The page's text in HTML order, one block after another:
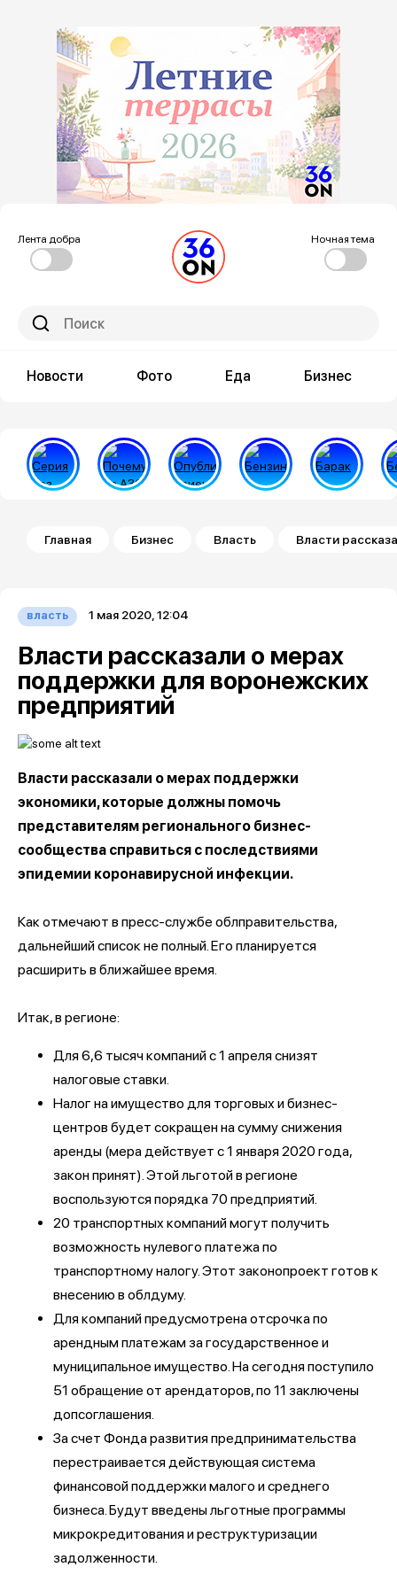
Лента добра Ночная тема
Новости Фото Еда Бизнес
Строка навигации
Главная Бизнес Власть Власти
власть 1 мая 2020, 12:04
Власти рассказали о мерах
поддержки для воронежских
предприятий
Власти рассказали о мерах поддержки
экономики, которые должны помочь
представителям регионального бизнес-
сообщества справиться с последствиями
эпидемии коронавирусной инфекции.
Как отмечают в пресс-службе облправительства,
дальнейший список не полный. Его планируется
расширить в ближайшее время.
Итак, в регионе:
Для 6,6 тысяч компаний с 1 апреля снизят
налоговые ставки.
Налог на имущество для торговых и бизнес-
центров будет сокращен на сумму снижения
аренды (мера действует с 1 января 2020 года,
закон принят). Этой льготой в регионе
воспользуются порядка 70 предприятий.
20 транспортных компаний могут получить
возможность нулевого платежа по
транспортному налогу. Этот законопроект готов к
внесению в облдуму.
Для компаний предусмотрена отсрочка по
арендным платежам за государственное и
муниципальное имущество. На сегодня поступило
51 обращение от арендаторов, по 11 заключены
допсоглашения.
За счет Фонда развития предпринимательства
перестраивается действующая система
финансовой поддержки малого и среднего
бизнеса. Будут введены льготные программы
микрокредитования и реструктуризации
задолженности.